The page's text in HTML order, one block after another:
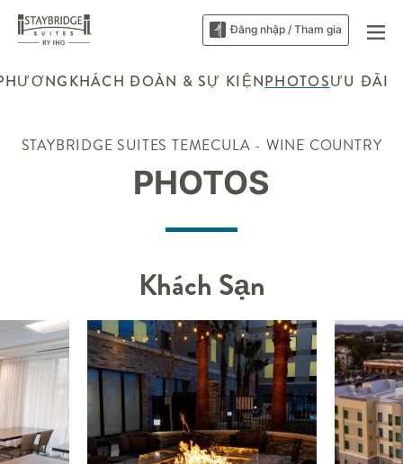
Đăng nhập / Tham gia
KHÁCH ĐOÀN & SỰ KIỆNPHOTOSƯU ĐÃI
STAYBRIDGE SUITES TEMECULA - WINE COUNTRY
PHOTOS
Khách Sạn